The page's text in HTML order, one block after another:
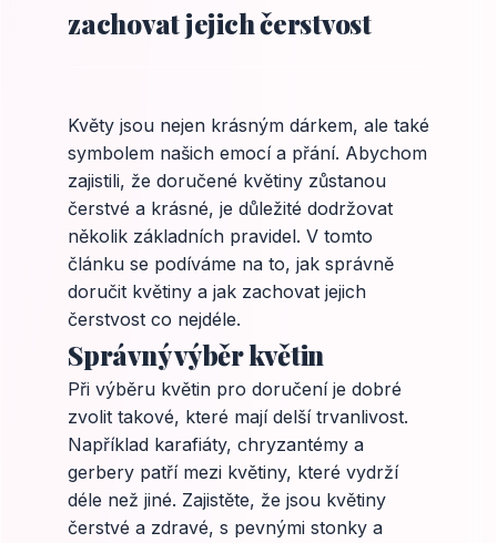
zachovat jejich čerstvost
Květy jsou nejen krásným dárkem, ale také
symbolem našich emocí a přání. Abychom
zajistili, že doručené květiny zůstanou
čerstvé a krásné, je důležité dodržovat
několik základních pravidel. V tomto
článku se podíváme na to, jak správně
doručit květiny a jak zachovat jejich
čerstvost co nejdéle.
Správný výběr květin
Při výběru květin pro doručení je dobré
zvolit takové, které mají delší trvanlivost.
Například karafiáty, chryzantémy a
gerbery patří mezi květiny, které vydrží
déle než jiné. Zajistěte, že jsou květiny
čerstvé a zdravé, s pevnými stonky a